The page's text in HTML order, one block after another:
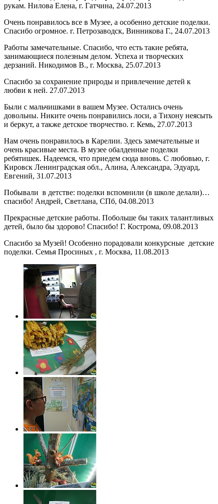
рукам. Нилова Елена, г. Гатчина, 24.07.2013
Очень понравилось все в Музее, а особенно детские поделки.
Спасибо огромное. г. Петрозаводск, Винникова Г., 24.07.2013
Работы замечательные. Спасибо, что есть такие ребята,
занимающиеся полезным делом. Успеха и творческих
дерзаний. Никодимов В., г. Москва, 25.07.2013
Спасибо за сохранение природы и привлечение детей к
любви к ней. 27.07.2013
Были с мальчишками в вашем Музее. Остались очень
довольны. Никите очень понравились лоси, а Тихону неясыть
и беркут, а также детское творчество. г. Кемь, 27.07.2013
Нам очень понравилось в Карелии. Здесь замечательные и
очень красивые места. В музее обалденные поделки
ребятишек. Надеемся, что приедем сюда вновь. С любовью, г.
Кировск Ленинградская обл., Алина, Александра, Эдуард,
Евгений, 31.07.2013
Побывали в детстве: поделки вспомнили (в школе делали)…
спасибо! Андрей, Светлана, СПб, 04.08.2013
Прекрасные детские работы. Побольше бы таких талантливых
детей, было бы здорово! Спасибо! Г. Кострома, 09.08.2013
Спасибо за Музей! Особенно порадовали конкурсные детские
поделки. Семья Просиных , г. Москва, 11.08.2013